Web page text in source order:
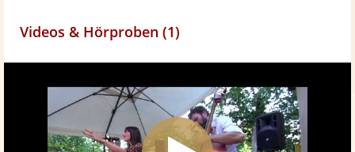
Videos & Hörproben (1)